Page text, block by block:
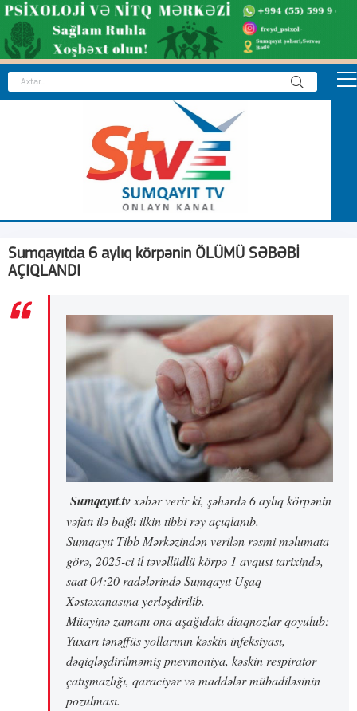
Sumqayıtda 6 aylıq körpənin ÖLÜMÜ SƏBƏBİ
AÇIQLANDI
Sumqayıt.tv xəbər verir ki, şəhərdə 6 aylıq körpənin
vəfatı ilə bağlı ilkin tibbi rəy açıqlanıb.
Sumqayıt Tibb Mərkəzindən verilən rəsmi məlumata
görə, 2025-ci il təvəllüdlü körpə 1 avqust tarixində,
saat 04:20 radələrində Sumqayıt Uşaq
Xəstəxanasına yerləşdirilib.
Müayinə zamanı ona aşağıdakı diaqnozlar qoyulub:
Yuxarı tənəffüs yollarının kəskin infeksiyası,
dəqiqləşdirilməmiş pnevmoniya, kəskin respirator
çatışmazlığı, qaraciyər və maddələr mübadiləsinin
pozulması.